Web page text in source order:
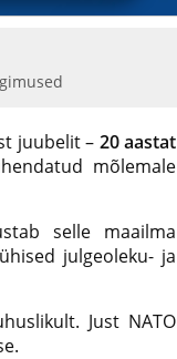
juubelit – 20 aastat
mõlemale
selle maailma
julgeoleku- ja
Just NATO